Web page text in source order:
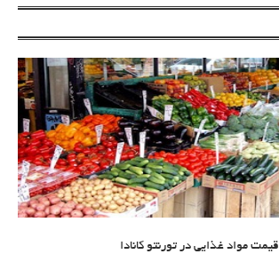
قیمت مواد غذایی در تورنتو کانادا